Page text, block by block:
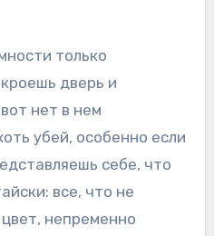
только
дверь и
нет в нем
убей, особенно если
себе, что
все, что не
непременно